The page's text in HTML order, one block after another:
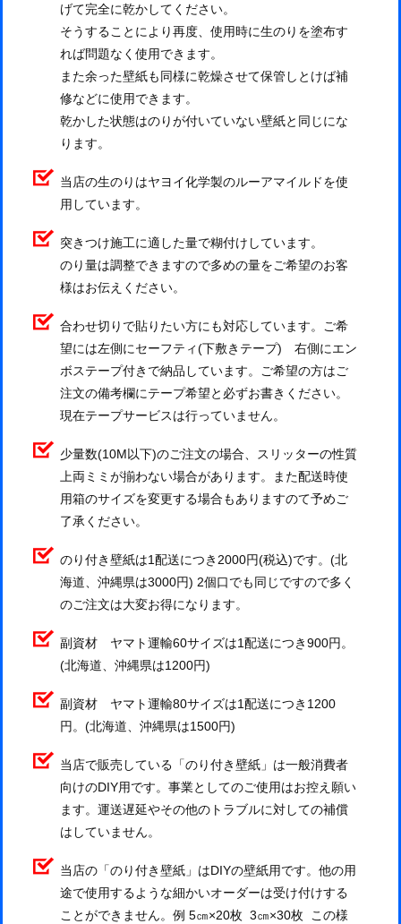
げて完全に乾かしてください。
そうすることにより再度、使用時に生のりを塗布す
れば問題なく使用できます。
また余った壁紙も同様に乾燥させて保管しとけば補
修などに使用できます。
乾かした状態はのりが付いていない壁紙と同じにな
ります。
当店の生のりはヤヨイ化学製のルーアマイルドを使
用しています。
突きつけ施工に適した量で糊付けしています。
のり量は調整できますので多めの量をご希望のお客
様はお伝えください。
合わせ切りで貼りたい方にも対応しています。ご希
望には左側にセーフティ(下敷きテープ) 右側にエン
ボステープ付きで納品しています。ご希望の方はご
注文の備考欄にテープ希望と必ずお書きください。
現在テープサービスは行っていません。
少量数(10M以下)のご注文の場合、スリッターの性質
上両ミミが揃わない場合があります。また配送時使
用箱のサイズを変更する場合もありますのて予めご
了承ください。
のり付き壁紙は1配送につき2000円(税込)です。(北
海道、沖縄県は3000円) 2個口でも同じですので多く
のご注文は大変お得になります。
副資材 ヤマト運輸60サイズは1配送につき900円。
(北海道、沖縄県は1200円)
副資材 ヤマト運輸80サイズは1配送につき1200
円。(北海道、沖縄県は1500円)
当店で販売している「のり付き壁紙」は一般消費者
向けのDIY用です。事業としてのご使用はお控え願い
ます。運送遅延やその他のトラブルに対しての補償
はしていません。
当店の「のり付き壁紙」はDIYの壁紙用です。他の用
途で使用するような細かいオーダーは受け付けする
ことができません。例 5㎝×20枚 3㎝×30枚 この様